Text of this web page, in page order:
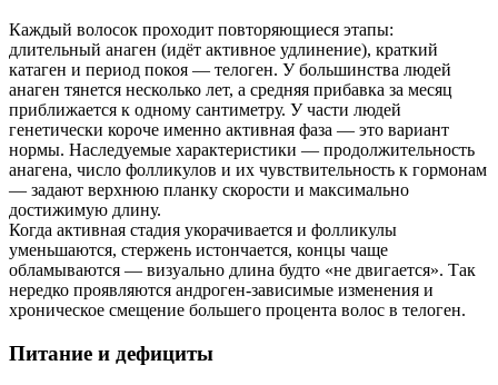
Каждый волосок проходит повторяющиеся этапы:
длительный анаген (идёт активное удлинение), краткий
катаген и период покоя — телоген. У большинства людей
анаген тянется несколько лет, а средняя прибавка за месяц
приближается к одному сантиметру. У части людей
генетически короче именно активная фаза — это вариант
нормы. Наследуемые характеристики — продолжительность
анагена, число фолликулов и их чувствительность к гормонам
— задают верхнюю планку скорости и максимально
достижимую длину.
Когда активная стадия укорачивается и фолликулы
уменьшаются, стержень истончается, концы чаще
обламываются — визуально длина будто «не двигается». Так
нередко проявляются андроген-зависимые изменения и
хроническое смещение большего процента волос в телоген.
Питание и дефициты